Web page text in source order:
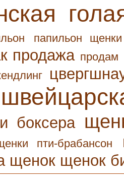
папильон щенки
продажа продам
боксера
пти-брабансон
щенок щенок